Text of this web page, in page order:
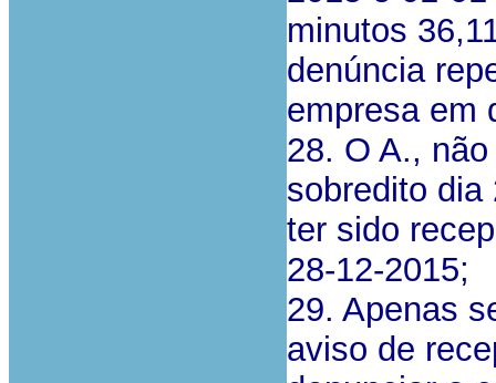
minutos
denúncia
empresa em
28. O A.,
sobredito dia
ter sido
28-12-2015;
29. Apenas
aviso de